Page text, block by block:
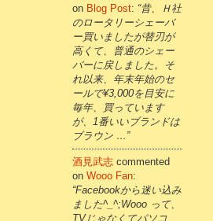
on Blog Post: “昔、Ｈ社
のロータリーシェーバ
ー買いましたが替刃が
高くて、普通のシェー
バーに戻しました。そ
れ以来、年末年始のセ
ールで¥3,000を目安に
毎年、買っています
が、1番いいブランドは
ブラウン …”
酒見武志 commented
on Wooo Fan:
“Facebookから迷い込み
ました^_^;Wooo って、
TVじゃなくてパソコ